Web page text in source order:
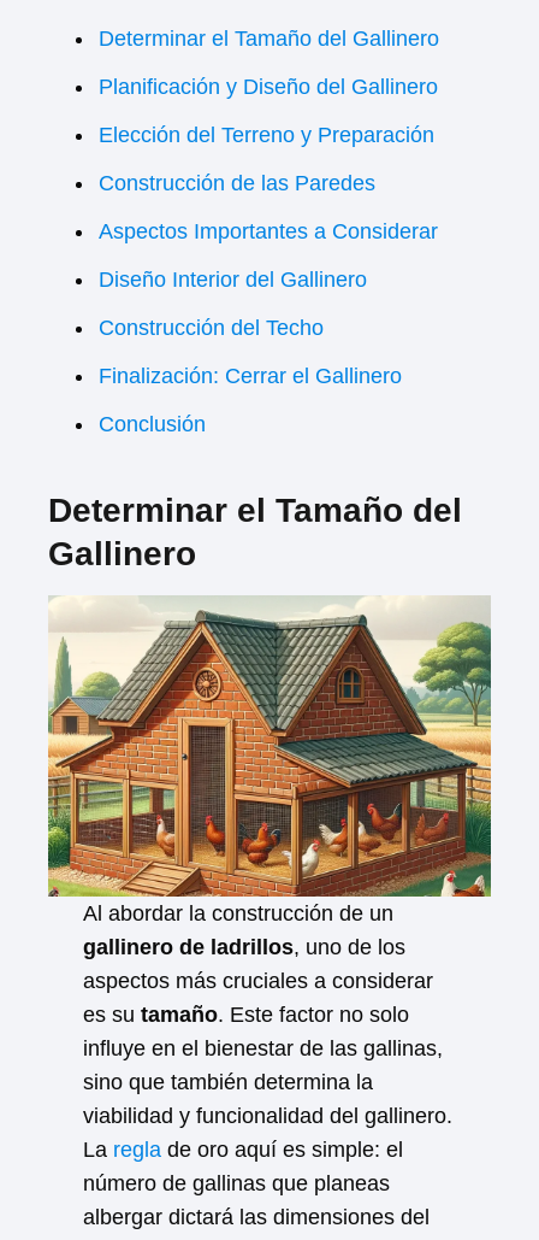
Determinar el Tamaño del Gallinero
Planificación y Diseño del Gallinero
Elección del Terreno y Preparación
Construcción de las Paredes
Aspectos Importantes a Considerar
Diseño Interior del Gallinero
Construcción del Techo
Finalización: Cerrar el Gallinero
Conclusión
Determinar el Tamaño del
Gallinero
Al abordar la construcción de un
gallinero de ladrillos, uno de los
aspectos más cruciales a considerar
es sutamaño. Este factor no solo
influye en el bienestar de las gallinas,
sino que también determina la
viabilidad y funcionalidad del gallinero.
La regla de oro aquí es simple: el
número de gallinas que planeas
albergar dictará las dimensiones del